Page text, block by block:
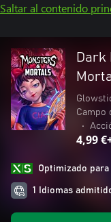
Saltar al contenido
Dark
Campo
•
4,99
Optimizado
1 Idiomas